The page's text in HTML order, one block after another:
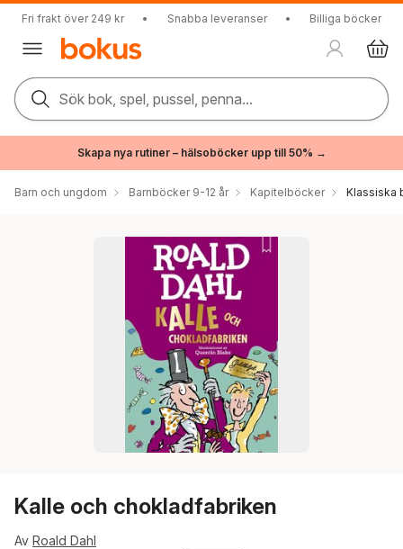
Fri frakt över 249 kr • Snabba leveranser • Billiga böcker
Sök bok, spel, pussel, penna...
Skapa nya rutiner – hälsoböcker upp till 50% →
Barn och ungdom Barnböcker 9-12 år Kapitelböcker Klassiska
Kalle och chokladfabriken
Av Roald Dahl